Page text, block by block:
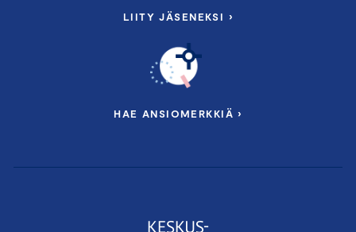
LIITY JÄSENEKSI ›
HAE ANSIOMERKKIÄ ›